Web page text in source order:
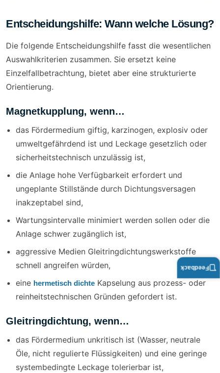
Entscheidungshilfe: Wann welche Lösung?
Die folgende Entscheidungshilfe fasst die wesentlichen
Auswahlkriterien zusammen. Sie ersetzt keine
Einzelfallbetrachtung, bietet aber eine strukturierte
Orientierung.
Magnetkupplung, wenn…
das Fördermedium giftig, karzinogen, explosiv oder
umweltgefährdend ist und Leckage gesetzlich oder
sicherheitstechnisch unzulässig ist,
die Anlage hohe Verfügbarkeit erfordert und
ungeplante Stillstände durch Dichtungsversagen
inakzeptabel sind,
Wartungsintervalle minimiert werden sollen oder die
Anlage schwer zugänglich ist,
aggressive Medien Gleitringdichtungswerkstoffe
schnell angreifen würden,
eine hermetisch dichte Kapselung aus prozess- oder
reinheitstechnischen Gründen gefordert ist.
Gleitringdichtung, wenn…
das Fördermedium unkritisch ist (Wasser, neutrale
Öle, nicht regulierte Flüssigkeiten) und eine geringe
systembedingte Leckage tolerierbar ist,
Feedback